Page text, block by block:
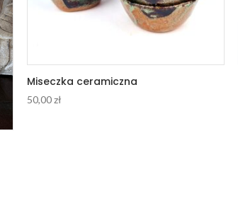
Miseczka ceramiczna
50,00zł